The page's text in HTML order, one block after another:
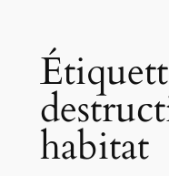
habitat